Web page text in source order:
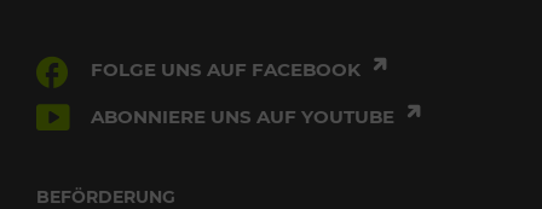
FOLGE UNS AUF FACEBOOK
ABONNIERE UNS AUF YOUTUBE
BEFÖRDERUNG